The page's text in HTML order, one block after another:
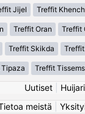
Jijel Treffit
Treffit Oran Treffit
Treffit Skikda
Treffit
Uutiset
meistä